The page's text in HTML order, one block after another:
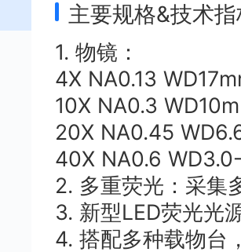
主要规格&技术
1. 物镜：
4X NA0.13
10X NA0.3
20X NA0.45
40X NA0.6
2. 多重荧光：采集
3. 新型LED荧光光
4. 搭配多种载物台